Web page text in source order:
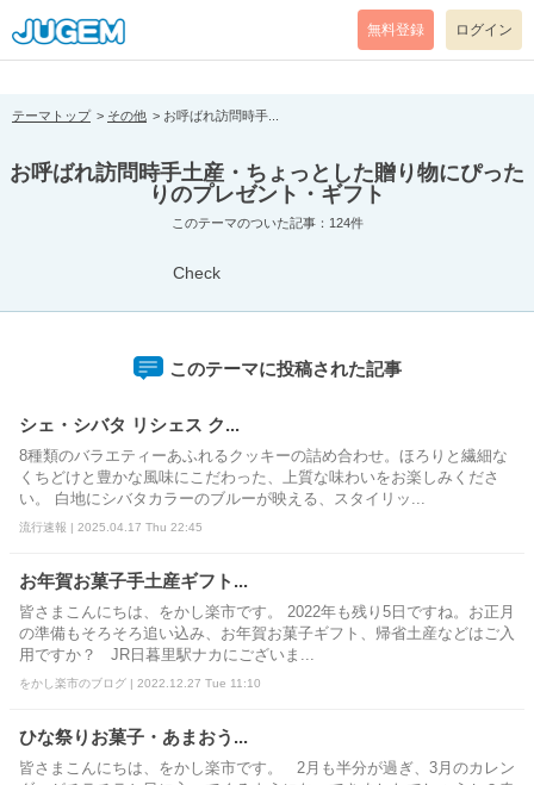
[pear_error: message="Success" code=0 mode=return level=notice
prefix="" info=""]
無料登録 ログイン
テーマトップ その他 お呼ばれ訪問時手...
お呼ばれ訪問時手土産・ちょっとした贈り物にぴった
りのプレゼント・ギフト
このテーマのついた記事：124件
Check
このテーマに投稿された記事
シェ・シバタ リシェス ク...
8種類のバラエティーあふれるクッキーの詰め合わせ。ほろりと繊細な
くちどけと豊かな風味にこだわった、上質な味わいをお楽しみくださ
い。 白地にシバタカラーのブルーが映える、スタイリッ...
流行速報 | 2025.04.17 Thu 22:45
お年賀お菓子手土産ギフト...
皆さまこんにちは、をかし楽市です。 2022年も残り5日ですね。お正月
の準備もそろそろ追い込み、お年賀お菓子ギフト、帰省土産などはご入
用ですか？ JR日暮里駅ナカにございま...
をかし楽市のブログ | 2022.12.27 Tue 11:10
ひな祭りお菓子・あまおう...
皆さまこんにちは、をかし楽市です。 2月も半分が過ぎ、3月のカレン